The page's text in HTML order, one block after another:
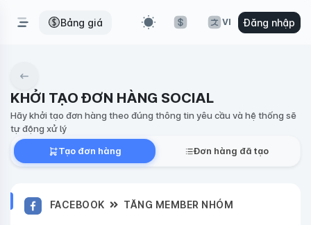
Bảng giá VI Đăng nhập
KHỞI TẠO ĐƠN HÀNG SOCIAL
Hãy khởi tạo đơn hàng theo đúng thông tin yêu cầu và hệ thống sẽ
tự động xử lý
Tạo đơn hàng
Đơn hàng đã tạo
FACEBOOK TĂNG MEMBER NHÓM